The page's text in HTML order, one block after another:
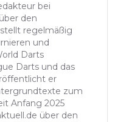
bei
den
regelmäßig
und
Darts
Darts und das
er
zum
Anfang 2025
über den